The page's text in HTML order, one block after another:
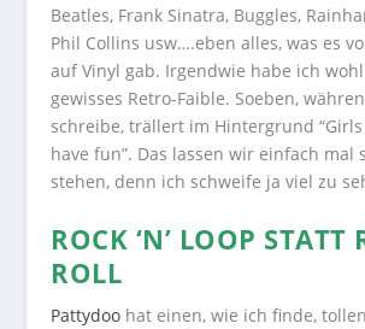
Beatles, Frank Sinatra, Buggles,
Phil Collins usw….eben alles, was es
auf Vinyl gab. Irgendwie habe ich
gewisses Retro-Faible. Soeben,
schreibe, trällert im Hintergrund
have fun”. Das lassen wir einfach mal
stehen, denn ich schweife ja viel zu
ROCK ‘N’ LOOP STATT
ROLL
Pattydoo hat einen, wie ich finde,